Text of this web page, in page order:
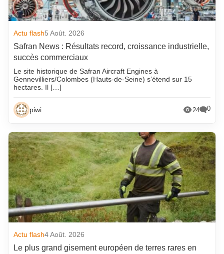
Actu flash5 Août. 2026
Safran News : Résultats record, croissance industrielle,
succès commerciaux
Le site historique de Safran Aircraft Engines à
Gennevilliers/Colombes (Hauts-de-Seine) s’étend sur 15
hectares. Il […]
piwi 24 0
Actu flash4 Août. 2026
Le plus grand gisement européen de terres rares en